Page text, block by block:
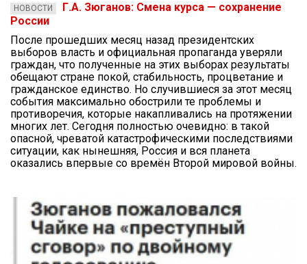
НОВОСТИ
Г.А. Зюганов: Смена курса — сохранение
России
После прошедших месяц назад президентских
выборов власть и официальная пропаганда уверяли
граждан, что полученные на этих выборах результаты
обещают стране покой, стабильность, процветание и
гражданское единство. Но случившиеся за этот месяц
события максимально обострили те проблемы и
противоречия, которые накапливались на протяжении
многих лет. Сегодня полностью очевидно: в такой
опасной, чреватой катастрофическими последствиями
ситуации, как нынешняя, Россия и вся планета
оказались впервые со времён Второй мировой войны.